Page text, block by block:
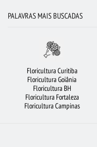
FLORICULTURA SÃO
BUQUÊ DE 20 ROSAS
FLORICULTURA SALVADOR
PALAVRAS MAIS BUSCADAS
Floricultura Curitiba
Floricultura Goiânia
Floricultura BH
Floricultura Fortaleza
Floricultura Campinas